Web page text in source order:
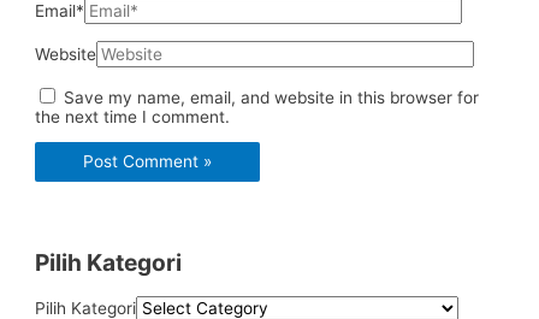
Email*
Website
Save my name, email, and website in this browser for
the next time I comment.
Pilih Kategori
Pilih Kategori